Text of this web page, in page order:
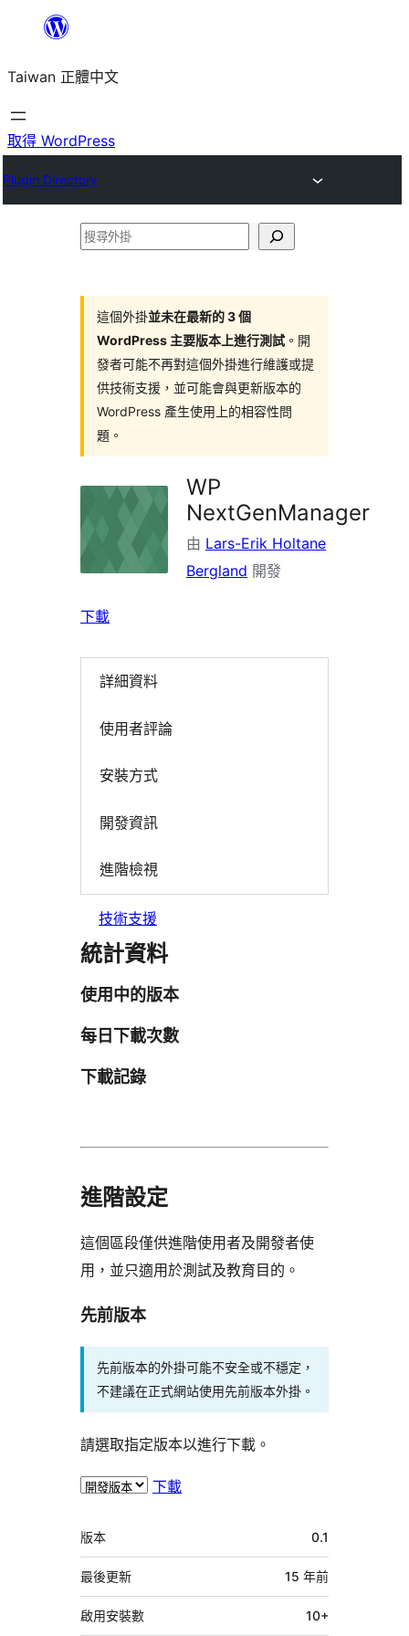
主
要
內
Taiwan 正體中文
取得 WordPress
Plugin Directory
搜
這個外掛並未在最新的 3 個
WordPress 主要版本上進行測試 。開
發者可能不再對這個外掛進行維護或提
供技術支援，並可能會與更新版本的
WordPress 產生使用上的相容性問
題。
WP
NextGenManager
由 Lars-Erik Holtane
Bergland 開發
下載
詳細資料
使用者評論
安裝方式
開發資訊
進階檢視
技術支援
統計資料
使用中的版本
每日下載次數
下載記錄
進階設定
這個區段僅供進階使用者及開發者使
用，並只適用於測試及教育目的。
先前版本
先前版本的外掛可能不安全或不穩定，
不建議在正式網站使用先前版本外掛。
請選取指定版本以進行下載。
下載
中
繼
資
料
版本 0.1
最後更新 15 年前
啟用安裝數 10+